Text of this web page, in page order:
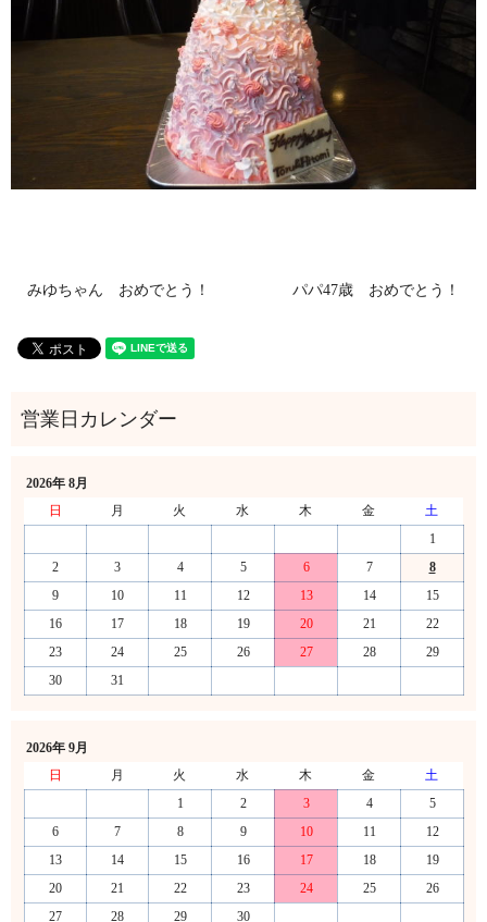
みゆちゃん おめでとう！ パパ47歳 おめでとう！
2026年 8月
日
月 火 水 木 金
土
1
2
3 4 5 6 7
8
9
10 11 12 13 14
15
16
17 18 19 20 21
22
23
24 25 26 27 28
29
30
31
2026年 9月
日
月 火 水 木 金
土
1
2 3 4
5
6
7 8 9 10 11
12
13
14 15 16 17 18
19
20
21 22 23 24 25
26
27
28 29 30